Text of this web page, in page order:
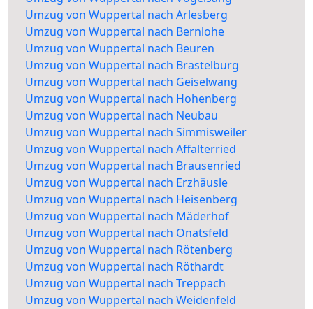
Umzug von Wuppertal nach Arlesberg
Umzug von Wuppertal nach Bernlohe
Umzug von Wuppertal nach Beuren
Umzug von Wuppertal nach Brastelburg
Umzug von Wuppertal nach Geiselwang
Umzug von Wuppertal nach Hohenberg
Umzug von Wuppertal nach Neubau
Umzug von Wuppertal nach Simmisweiler
Umzug von Wuppertal nach Affalterried
Umzug von Wuppertal nach Brausenried
Umzug von Wuppertal nach Erzhäusle
Umzug von Wuppertal nach Heisenberg
Umzug von Wuppertal nach Mäderhof
Umzug von Wuppertal nach Onatsfeld
Umzug von Wuppertal nach Rötenberg
Umzug von Wuppertal nach Röthardt
Umzug von Wuppertal nach Treppach
Umzug von Wuppertal nach Weidenfeld